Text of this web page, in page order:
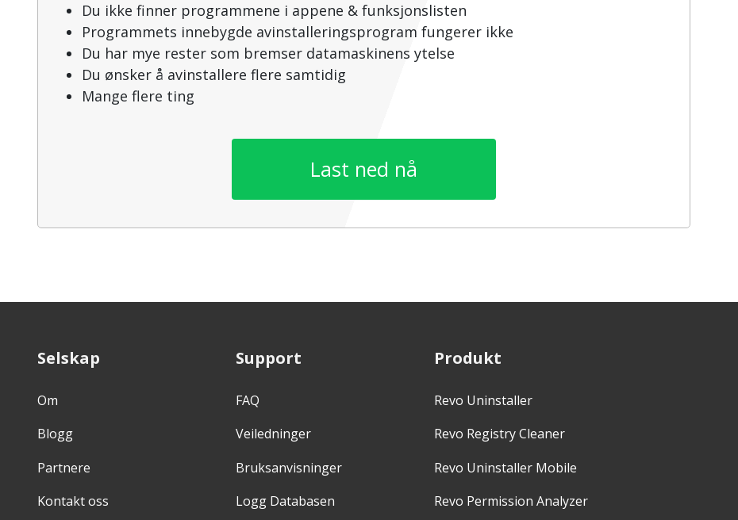
Du ikke finner programmene i appene & funksjonslisten
Programmets innebygde avinstalleringsprogram fungerer ikke
Du har mye rester som bremser datamaskinens ytelse
Du ønsker å avinstallere flere samtidig
Mange flere ting
Last ned nå
Selskap
Om
Blogg
Partnere
Kontakt oss
Support
FAQ
Veiledninger
Bruksanvisninger
Logg Databasen
Produkt
Revo Uninstaller
Revo Registry Cleaner
Revo Uninstaller Mobile
Revo Permission Analyzer